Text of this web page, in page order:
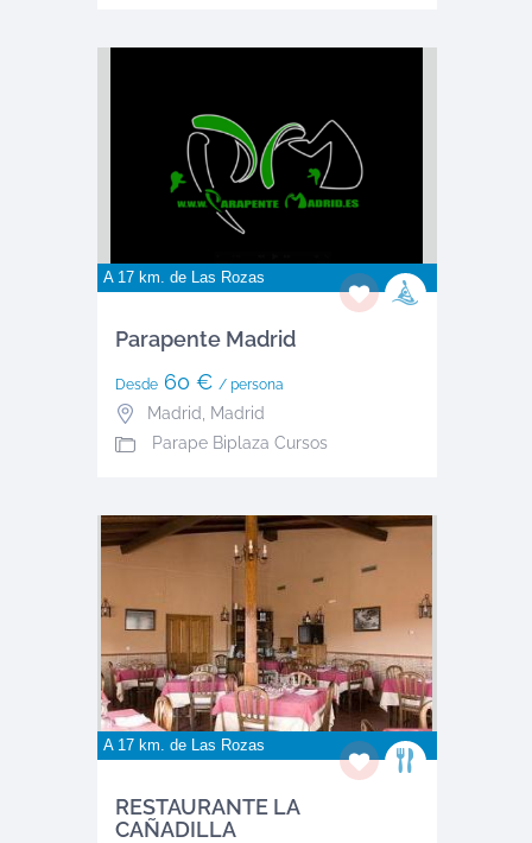
A 17 km. de Las Rozas
Parapente Madrid
Desde60 € / persona
Madrid
Madrid
Parape Biplaza Cursos
A 17 km. de Las Rozas
RESTAURANTE LA
CAÑADILLA